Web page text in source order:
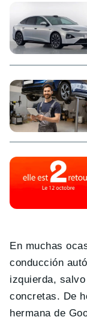
En muchas
conducción
izquierda,
concretas. De
hermana de